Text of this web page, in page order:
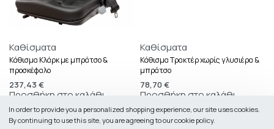
Καθίσματα
Κάθισμα Κλάρκ με μπράτσο &
προσκέφαλο
237,43€
Προσθήκη στο καλάθι
Καθίσματα
Κάθισμα Τρακτέρ χωρίς γλυσιέρα &
μπράτσο
78,70€
Προσθήκη στο καλάθι
In order to provide you a personalized shopping experience, our site uses cookies.
By continuing to use this site, you are agreeing to our cookie policy.